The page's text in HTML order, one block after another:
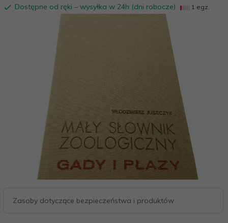
Dostępne od ręki – wysyłka w 24h (dni robocze) 1 egz.
Zasoby dotyczące bezpieczeństwa i produktów